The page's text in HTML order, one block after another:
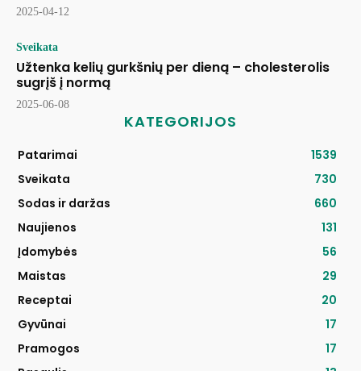
2025-04-12
Sveikata
Užtenka kelių gurkšnių per dieną – cholesterolis
sugrįš į normą
2025-06-08
KATEGORIJOS
Patarimai
1539
Sveikata
730
Sodas ir daržas
660
Naujienos
131
Įdomybės
56
Maistas
29
Receptai
20
Gyvūnai
17
Pramogos
17